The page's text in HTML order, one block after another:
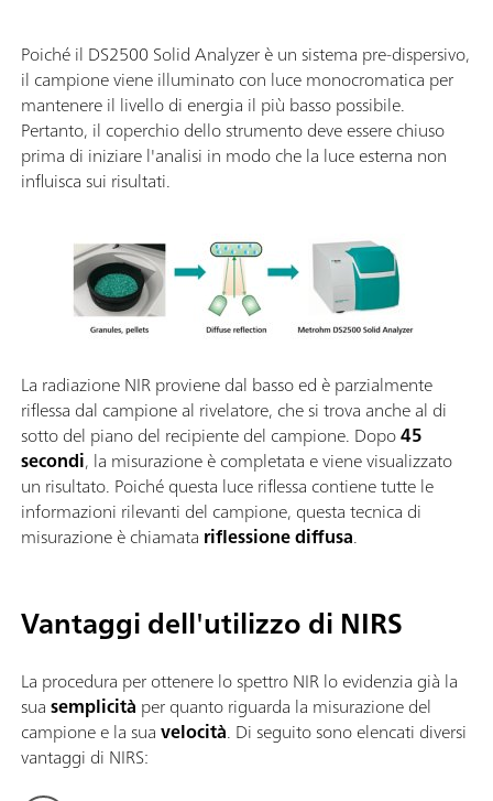
Poiché il DS2500 Solid Analyzer è un sistema pre-dispersivo,
il campione viene illuminato con luce monocromatica per
mantenere il livello di energia il più basso possibile.
Pertanto, il coperchio dello strumento deve essere chiuso
prima di iniziare l'analisi in modo che la luce esterna non
influisca sui risultati.
La radiazione NIR proviene dal basso ed è parzialmente
riflessa dal campione al rivelatore, che si trova anche al di
sotto del piano del recipiente del campione. Dopo45
secondi, la misurazione è completata e viene visualizzato
un risultato. Poiché questa luce riflessa contiene tutte le
informazioni rilevanti del campione, questa tecnica di
misurazione è chiamata riflessione diffusa.
Vantaggi dell'utilizzo di NIRS
La procedura per ottenere lo spettro NIR lo evidenzia già la
suasemplicità per quanto riguarda la misurazione del
campione e la suavelocità. Di seguito sono elencati diversi
vantaggi di NIRS: